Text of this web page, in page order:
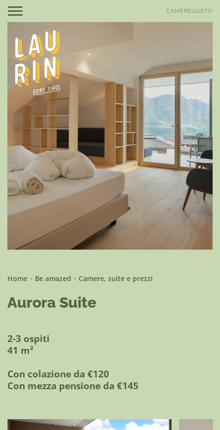
CAMEREGUSTO
Be Laurin
Be amazed
Camere, suite e prezzi
Offerte
Buono a sapersi
Servizi inclusi
Be relaxed
Be active
Home Be amazed Camere, suite e prezzi
Aurora Suite
2-3 ospiti
41 m²
Con colazione da €120
Con mezza pensione da €145